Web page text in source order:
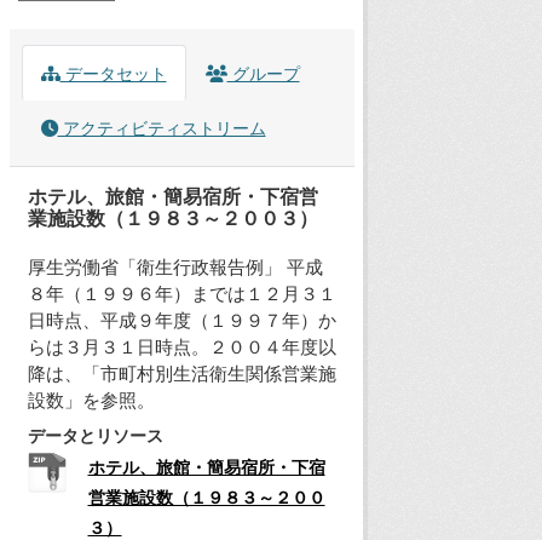
データセット グループ
アクティビティストリーム
ホテル、旅館・簡易宿所・下宿営
業施設数（１９８３～２００３）
厚生労働省「衛生行政報告例」 平成
８年（１９９６年）までは１２月３１
日時点、平成９年度（１９９７年）か
らは３月３１日時点。２００４年度以
降は、「市町村別生活衛生関係営業施
設数」を参照。
データとリソース
ホテル、旅館・簡易宿所・下宿
営業施設数（１９８３～２００
３）